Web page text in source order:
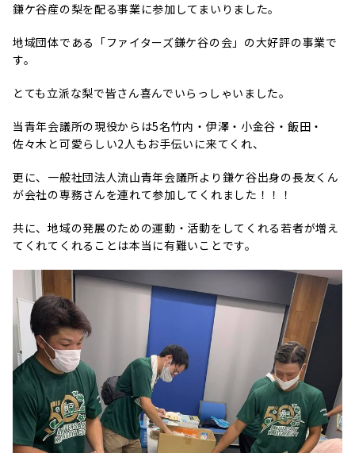
鎌ケ谷産の梨を配る事業に参加してまいりました。
地域団体である「ファイターズ鎌ケ谷の会」の大好評の事業で
す。
とても立派な梨で皆さん喜んでいらっしゃいました。
当青年会議所の現役からは5名竹内・伊澤・小金谷・飯田・
佐々木と可愛らしい2人もお手伝いに来てくれ、
更に、一般社団法人流山青年会議所より鎌ケ谷出身の長友くん
が会社の専務さんを連れて参加してくれました！！！
共に、地域の発展のための運動・活動をしてくれる若者が増え
てくれてくれることは本当に有難いことです。